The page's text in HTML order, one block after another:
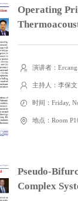
Operating
演讲者：Ercang
主持人：李保文
时间：Friday,
地点：Room
Pseudo-
Complex